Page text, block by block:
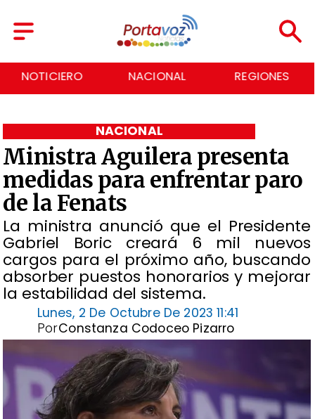
NACIONAL REGIONES ECONOMÍA
Ministra Aguilera presenta
medidas para enfrentar paro
de la Fenats
La ministra anunció que el Presidente
Gabriel Boric creará 6 mil nuevos
cargos para el próximo año, buscando
absorber puestos honorarios y mejorar
la estabilidad del sistema.
NACIONAL
Lunes, 2 De Octubre De 2023 11:41
Constanza Codoceo Pizarro
Por